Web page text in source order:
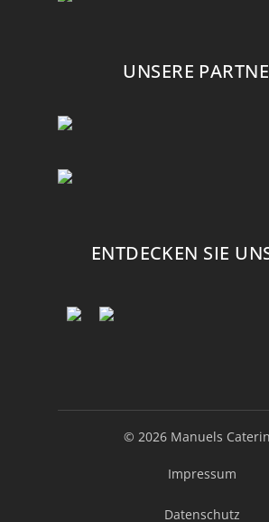
UNSERE
ENTDECKEN SIE
© 2026 Manuels
Impressum
Datenschutz